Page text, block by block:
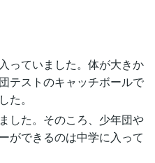
っていました。体が大きか
テストのキャッチボールで
た。
した。そのころ、少年団や
ができるのは中学に入って